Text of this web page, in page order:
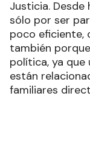
Justicia.
sólo por ser
poco eficiente,
también
política, ya que
están
familiares